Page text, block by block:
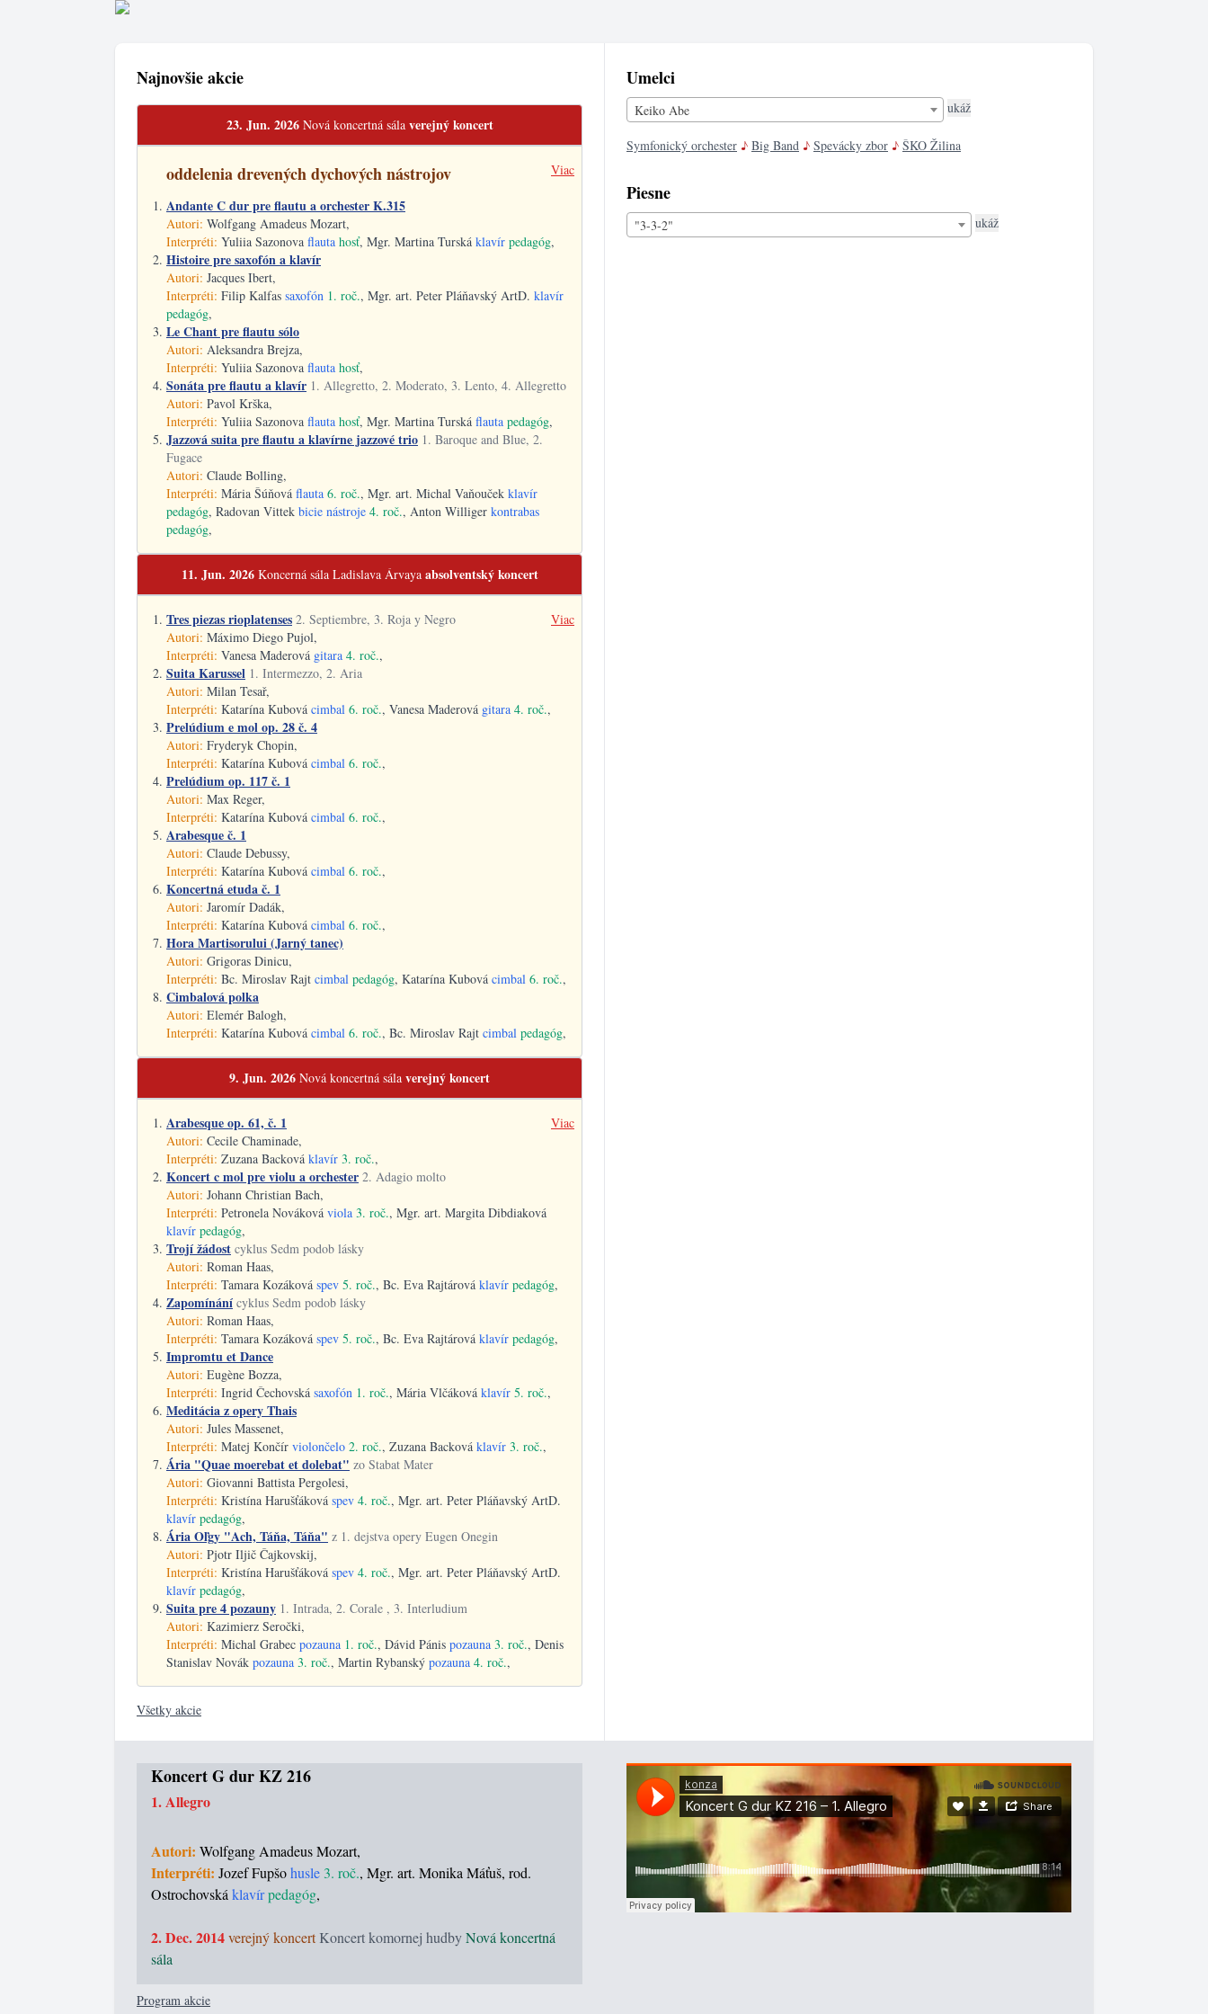
Najnovšie akcie
23. Jun. 2026Nová koncertná sála verejný koncert
Viac
oddelenia drevených dychových nástrojov
Andante C dur pre flautu a orchester K.315
Autori: Wolfgang Amadeus Mozart,
Interpréti: Yuliia Sazonova flauta hosť, Mgr. Martina Turská klavír pedagóg,
Histoire pre saxofón a klavír
Autori: Jacques Ibert,
Interpréti: Filip Kalfas saxofón 1. roč., Mgr. art. Peter Pláňavský ArtD. klavír
pedagóg,
Le Chant pre flautu sólo
Autori: Aleksandra Brejza,
Interpréti: Yuliia Sazonova flauta hosť,
Sonáta pre flautu a klavír 1. Allegretto, 2. Moderato, 3. Lento, 4. Allegretto
Autori: Pavol Krška,
Interpréti: Yuliia Sazonova flauta hosť, Mgr. Martina Turská flauta pedagóg,
Jazzová suita pre flautu a klavírne jazzové trio 1. Baroque and Blue, 2.
Fugace
Autori: Claude Bolling,
Interpréti: Mária Šúňová flauta 6. roč., Mgr. art. Michal Vaňouček klavír
pedagóg, Radovan Vittek bicie nástroje 4. roč., Anton Williger kontrabas
pedagóg,
11. Jun. 2026Koncerná sála Ladislava Árvaya absolventský koncert
Viac
Tres piezas rioplatenses 2. Septiembre, 3. Roja y Negro
Autori: Máximo Diego Pujol,
Interpréti: Vanesa Maderová gitara 4. roč.,
Suita Karussel 1. Intermezzo, 2. Aria
Autori: Milan Tesař,
Interpréti: Katarína Kubová cimbal 6. roč., Vanesa Maderová gitara 4. roč.,
Prelúdium e mol op. 28 č. 4
Autori: Fryderyk Chopin,
Interpréti: Katarína Kubová cimbal 6. roč.,
Prelúdium op. 117 č. 1
Autori: Max Reger,
Interpréti: Katarína Kubová cimbal 6. roč.,
Arabesque č. 1
Autori: Claude Debussy,
Interpréti: Katarína Kubová cimbal 6. roč.,
Koncertná etuda č. 1
Autori: Jaromír Dadák,
Interpréti: Katarína Kubová cimbal 6. roč.,
Hora Martisorului (Jarný tanec)
Autori: Grigoras Dinicu,
Interpréti: Bc. Miroslav Rajt cimbal pedagóg, Katarína Kubová cimbal 6. roč.,
Cimbalová polka
Autori: Elemér Balogh,
Interpréti: Katarína Kubová cimbal 6. roč., Bc. Miroslav Rajt cimbal pedagóg,
9. Jun. 2026 Nová koncertná sála verejný koncert
Viac
Arabesque op. 61, č. 1
Autori: Cecile Chaminade,
Interpréti: Zuzana Backová klavír 3. roč.,
Koncert c mol pre violu a orchester 2. Adagio molto
Autori: Johann Christian Bach,
Interpréti: Petronela Nováková viola 3. roč., Mgr. art. Margita Dibdiaková
klavír pedagóg,
Trojí žádost cyklus Sedm podob lásky
Autori: Roman Haas,
Interpréti: Tamara Kozáková spev 5. roč., Bc. Eva Rajtárová klavír pedagóg,
Zapomínání cyklus Sedm podob lásky
Autori: Roman Haas,
Interpréti: Tamara Kozáková spev 5. roč., Bc. Eva Rajtárová klavír pedagóg,
Impromtu et Dance
Autori: Eugène Bozza,
Interpréti: Ingrid Čechovská saxofón 1. roč., Mária Vlčáková klavír 5. roč.,
Meditácia z opery Thais
Autori: Jules Massenet,
Interpréti: Matej Končír violončelo 2. roč., Zuzana Backová klavír 3. roč.,
Ária "Quae moerebat et dolebat" zo Stabat Mater
Autori: Giovanni Battista Pergolesi,
Interpréti: Kristína Harušťáková spev 4. roč., Mgr. art. Peter Pláňavský ArtD.
klavír pedagóg,
Ária Oľgy "Ach, Táňa, Táňa" z 1. dejstva opery Eugen Onegin
Autori: Pjotr Iljič Čajkovskij,
Interpréti: Kristína Harušťáková spev 4. roč., Mgr. art. Peter Pláňavský ArtD.
klavír pedagóg,
Suita pre 4 pozauny 1. Intrada, 2. Corale , 3. Interludium
Autori: Kazimierz Seročki,
Interpréti: Michal Grabec pozauna 1. roč., Dávid Pánis pozauna 3. roč., Denis
Stanislav Novák pozauna 3. roč., Martin Rybanský pozauna 4. roč.,
Všetky akcie
Umelci
Keiko Abe
Symfonický orchester ♪ Big Band ♪ Spevácky zbor ♪ ŠKO Žilina
Piesne
"3-3-2"
Koncert G dur KZ 216
1. Allegro
Autori: Wolfgang Amadeus Mozart,
Interpréti: Jozef Fupšohusle 3. roč., Mgr. art. Monika Máťuš, rod.
Ostrochovská klavírpedagóg,
2. Dec. 2014verejný koncert Koncert komornej hudbyNová koncertná
sála
Program akcie